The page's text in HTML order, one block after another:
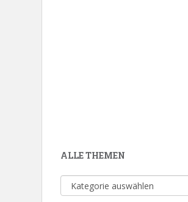
ALLE THEMEN
Alle
Themen